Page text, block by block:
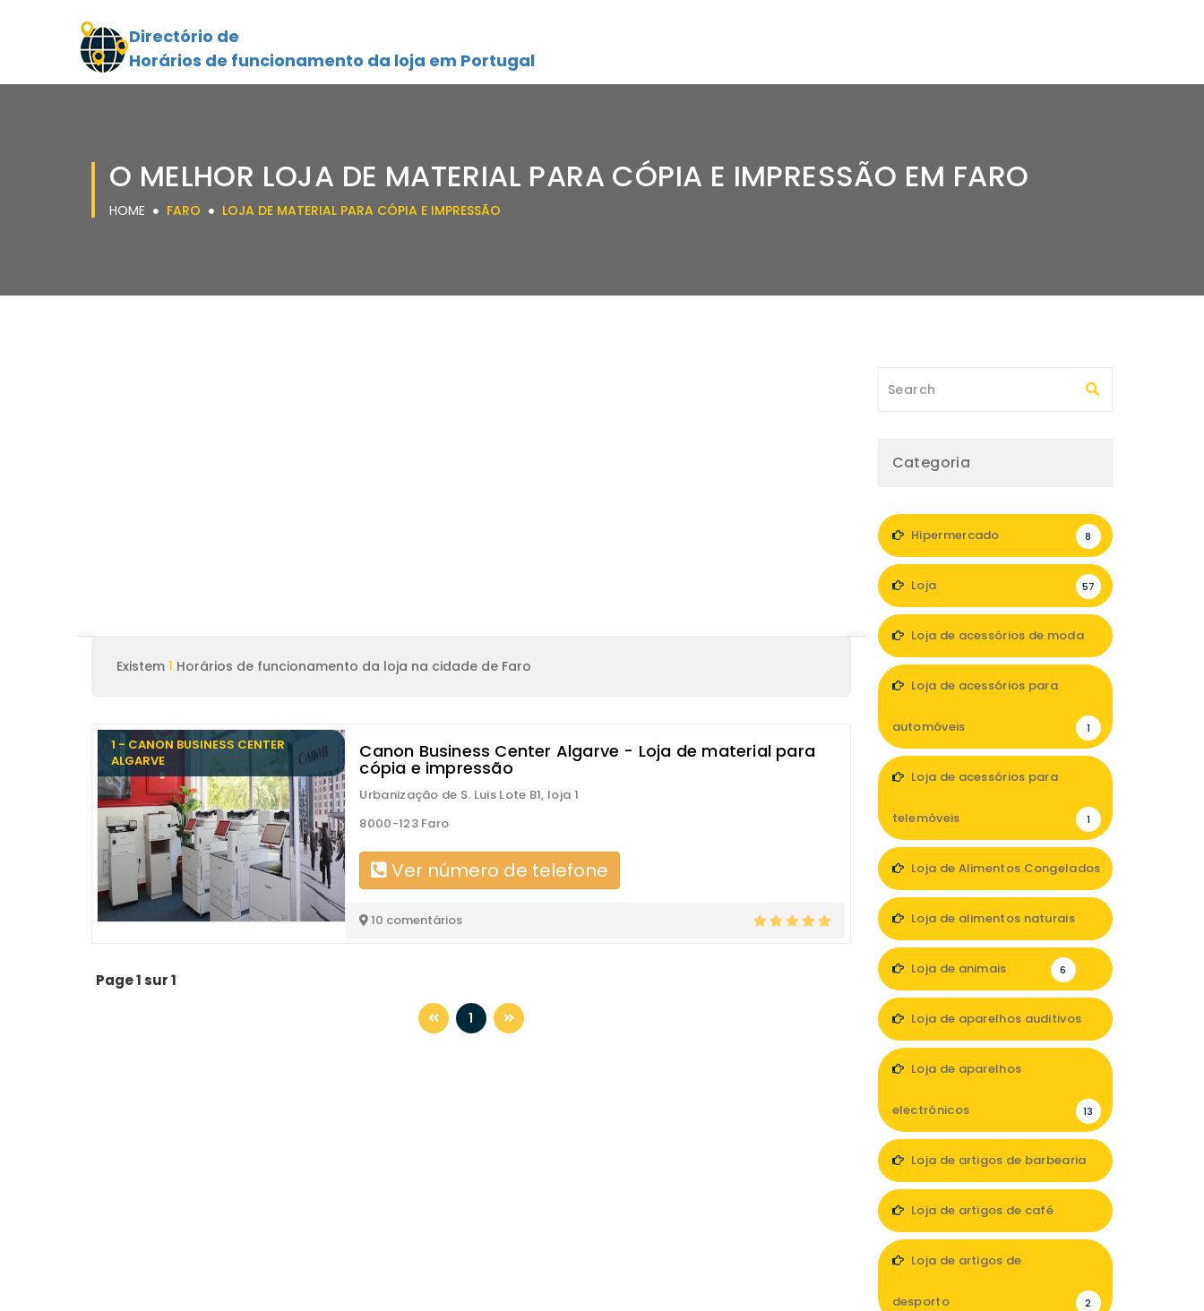
Directório de
Horários de funcionamento da loja em Portugal
O MELHOR LOJA DE MATERIAL PARA CÓPIA E IMPRESSÃO EM FARO
HOME FARO LOJA DE MATERIAL PARA CÓPIA E IMPRESSÃO
Existem 1 Horários de funcionamento da loja na cidade de Faro
1 - CANON BUSINESS CENTER
ALGARVE
Canon Business Center Algarve - Loja de material para
cópia e impressão
Urbanização de S. Luis Lote B1, loja 1
8000-123 Faro
Ver número de telefone
10 comentários
Page 1 sur 1
1
Categoria
Hipermercado 8
Loja 57
Loja de acessórios de moda
Loja de acessórios para
automóveis 1
Loja de acessórios para
telemóveis 1
Loja de Alimentos Congelados
Loja de alimentos naturais
Loja de animais 6
Loja de aparelhos auditivos
Loja de aparelhos
electrónicos 13
Loja de artigos de barbearia
Loja de artigos de café
Loja de artigos de
desporto 2